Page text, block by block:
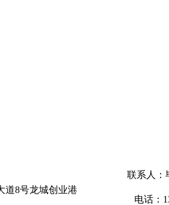
联系人：
道8号龙城创业港
电话：